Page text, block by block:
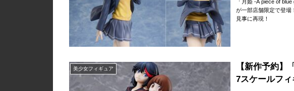
「月姫 -A piece of
が一部店舗限定で登場
見事に再現！
美少女フィギュア
【新作予約】
7スケールフィ